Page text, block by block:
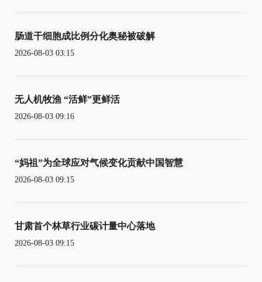
肠道干细胞成比例分化奥秘被破解
2026-08-03 03:15
无人机牧渔 “活鲜”更鲜活
2026-08-03 09:16
“妈祖”为全球应对气候变化贡献中国智慧
2026-08-03 09:15
甘肃首个林草行业碳计量中心落地
2026-08-03 09:15